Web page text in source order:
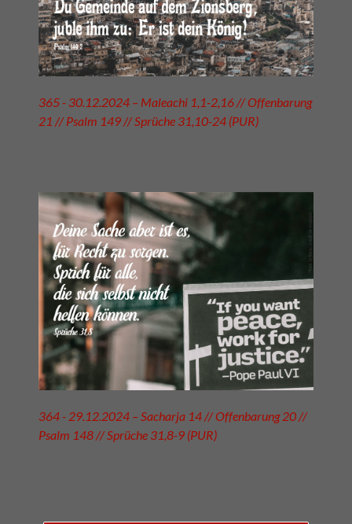
365 - 30.12.2024 – Maleachi 1,1-2,16 // Offenbarung
21 // Psalm 149 // Sprüche 31,10-24 (PUR)
364 - 29.12.2024 – Sacharja 14 // Offenbarung 20 //
Psalm 148 // Sprüche 31,8-9 (PUR)